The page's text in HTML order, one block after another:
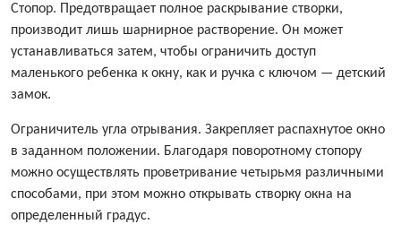
Стопор. Предотвращает полное раскрывание створки,
производит лишь шарнирное растворение. Он может
устанавливаться затем, чтобы ограничить доступ
маленького ребенка к окну, как и ручка с ключом — детский
замок.
Ограничитель угла отрывания. Закрепляет распахнутое окно
в заданном положении. Благодаря поворотному стопору
можно осуществлять проветривание четырьмя различными
способами, при этом можно открывать створку окна на
определенный градус.